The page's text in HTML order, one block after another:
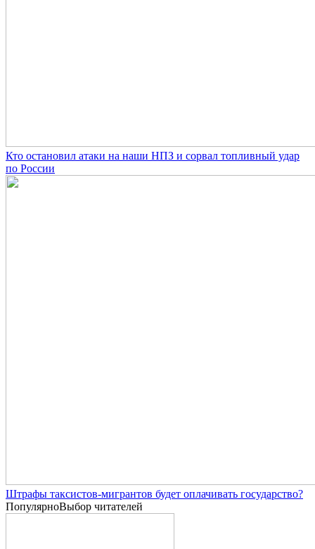
Кто остановил атаки на наши НПЗ и сорвал топливный удар
по России
Штрафы таксистов-мигрантов будет оплачивать государство?
ПопулярноВыбор читателей